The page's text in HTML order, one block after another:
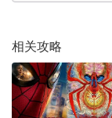
相关攻略